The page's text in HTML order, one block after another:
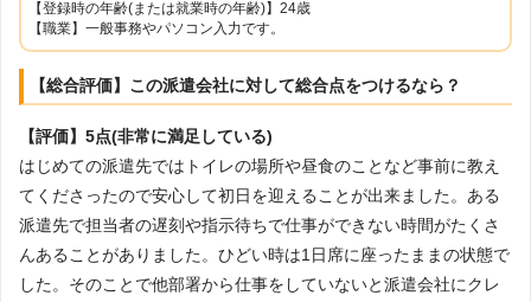
【登録時の年齢(または就業時の年齢)】24歳
【職業】一般事務やパソコン入力です。
【総合評価】この派遣会社に対して総合点をつけるなら？
【評価】5点(非常に満足している)
はじめての派遣先ではトイレの場所や昼食のことなど事前に教え
てくださったので安心して初日を迎えることが出来ました。ある
派遣先で担当者の遅刻や指示待ちで仕事ができない時間がたくさ
んあることがありました。ひどい時は1日席に座ったままの状態で
した。そのことで他部署から仕事をしていないと派遣会社にクレ